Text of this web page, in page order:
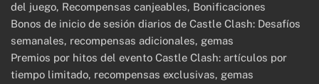
del juego, Recompensas canjeables, Bonificaciones
Bonos de inicio de sesión diarios de Castle Clash: Desafíos
semanales, recompensas adicionales, gemas
Premios por hitos del evento Castle Clash: artículos por
tiempo limitado, recompensas exclusivas, gemas